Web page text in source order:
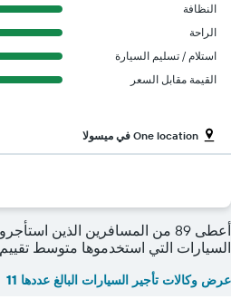
النظافة
الراحة
استلام / تسليم السيارة
القيمة مقابل السعر
One location في ميسولا
أعطى 89 من المسافرين الذين
السيارات التي استخدموها متوسط تقييم
عرض وكالات تأجير السيارات البالغ عددها 11